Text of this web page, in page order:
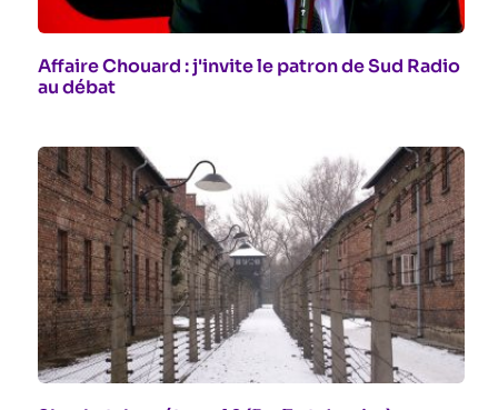
Affaire Chouard : j'invite le patron de Sud Radio
au débat